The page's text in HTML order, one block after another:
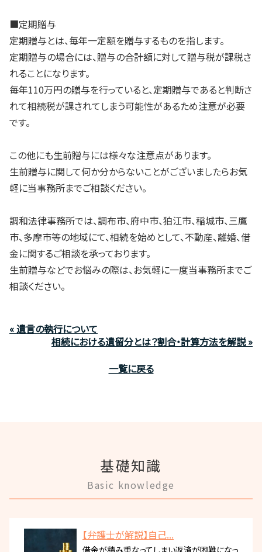
■定期贈与
定期贈与とは、毎年一定額を贈与するものを指します。
定期贈与の場合には、贈与の合計額に対して贈与税が課税さ
れることになります。
毎年110万円の贈与を行っていると、定期贈与であると判断さ
れて相続税が課されてしまう可能性があるため注意が必要
です。
この他にも生前贈与には様々な注意点があります。
生前贈与に関して何か分からないことがございましたらお気
軽に当事務所までご相談ください。
調和法律事務所では、調布市、府中市、狛江市、稲城市、三鷹
市、多摩市等の地域にて、相続を始めとして、不動産、離婚、借
金に関するご相談を承っております。
生前贈与などでお悩みの際は、お気軽に一度当事務所までご
相談ください。
« 遺言の執行について
相続における遺留分とは？割合・計算方法を解説 »
一覧に戻る
基礎知識
Basic knowledge
【弁護士が解説】自己...